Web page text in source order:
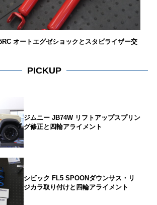
オートエグゼショックとスタビライザー交
PICKUP
ジムニー JB74W リフトアップスプリン
グ修正と四輪アライメント
シビック FL5 SPOONダウンサス・リ
ジカラ取り付けと四輪アライメント